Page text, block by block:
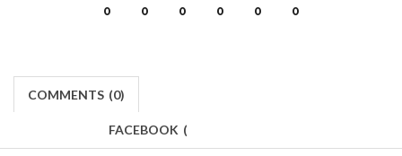
0 0 0 0 0 0
COMMENTS (0)
FACEBOOK (